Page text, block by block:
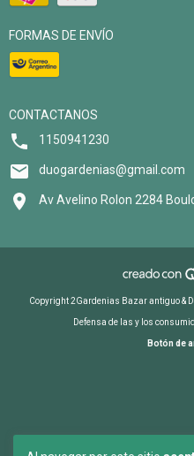
FORMAS DE ENVÍO
CONTACTANOS
1150941230
duogardenias@gmail.com
Av Avelino Rolon 2284
Copyright 2Gardenias Bazar antiguo &
Defensa de las y los
Botón de